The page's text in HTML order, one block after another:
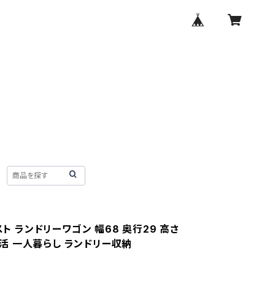
ト ランドリーワゴン 幅68 奥行29 高さ
一人暮らし ランドリー収納